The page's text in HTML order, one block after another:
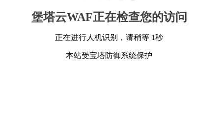
堡塔云WAF正在检查您的访问
正在进行人机识别，请稍等 1秒
本站受宝塔防御系统保护